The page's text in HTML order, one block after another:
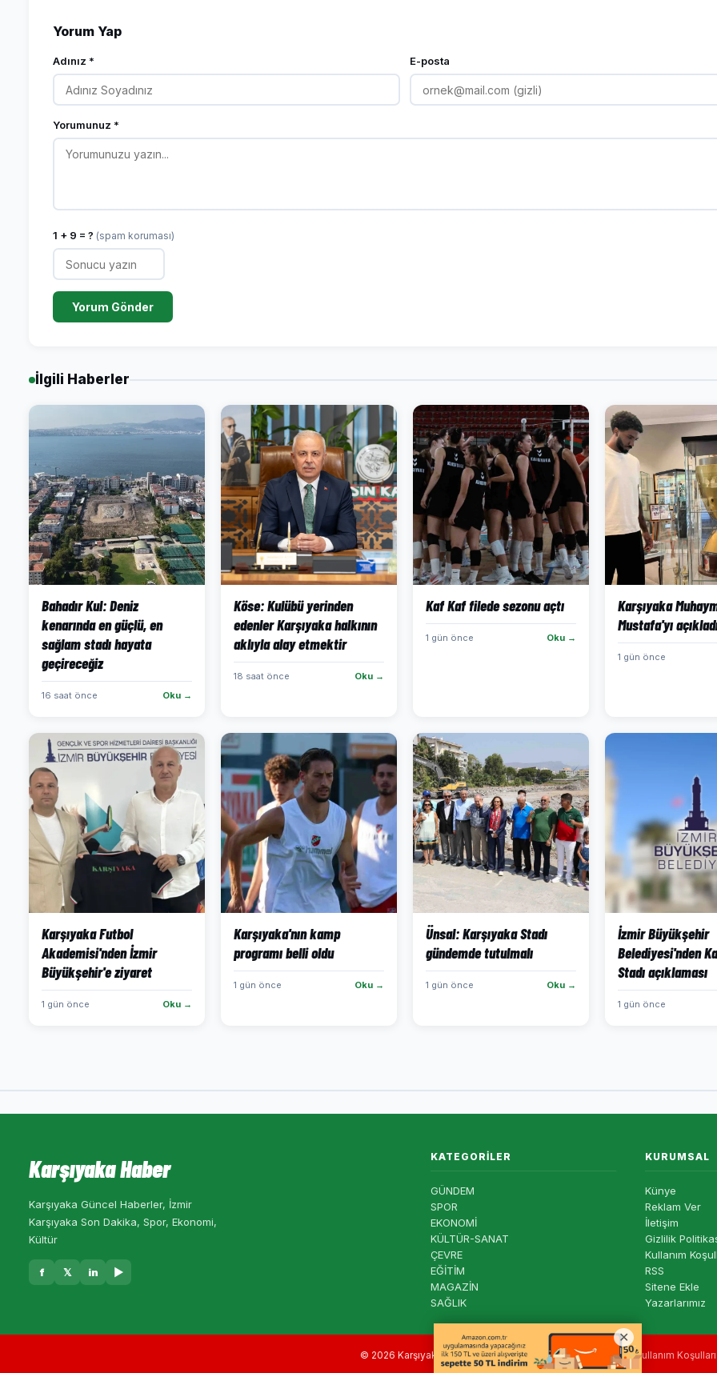
Yorum Yap
Adınız * E-posta
Yorumunuz *
1 + 9 = ? (spam koruması)
Yorum Gönder
İlgili Haberler
Bahadır Kul: Deniz
kenarında en güçlü, en
sağlam stadı hayata
geçireceğiz
16 saat önce Oku →
Köse: Kulübü yerinden
edenler Karşıyaka halkının
aklıyla alay etmektir
18 saat önce Oku →
Kaf Kaf filede sezonu açtı
1 gün önce Oku →
Karşıyaka
Mustafa'yı
1 gün önce
Karşıyaka Futbol
Akademisi'nden İzmir
Büyükşehir'e ziyaret
1 gün önce Oku →
Karşıyaka'nın kamp
programı belli oldu
1 gün önce Oku →
Ünsal: Karşıyaka Stadı
gündemde tutulmalı
1 gün önce Oku →
İzmir Büyükşehir
Belediyesi'nden
Stadı açıklaması
1 gün önce
Karşıyaka Haber
Karşıyaka Güncel Haberler, İzmir
Karşıyaka Son Dakika, Spor, Ekonomi,
Kültür
f 𝕏 in ▶
KATEGORILER
GÜNDEM
SPOR
EKONOMİ
KÜLTÜR-SANAT
ÇEVRE
EĞİTİM
MAGAZİN
SAĞLIK
KURUMSAL
Künye
Reklam Ver
İletişim
Gizlilik
Kullanım
RSS
Sitene Ekle
Yazarlarımız
© 2026 Karşıyaka Haber — Tüm hakları saklıdır. |Gizlilik|Kullanım Koşulları